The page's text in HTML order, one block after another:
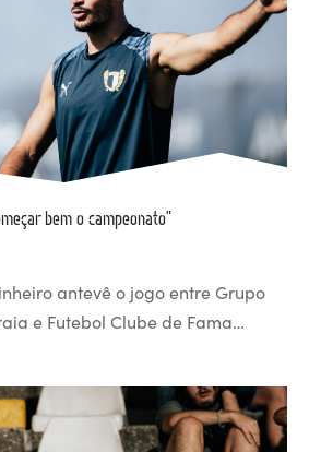
bem o campeonato”
antevê o jogo entre Grupo
e Futebol Clube de Fama…